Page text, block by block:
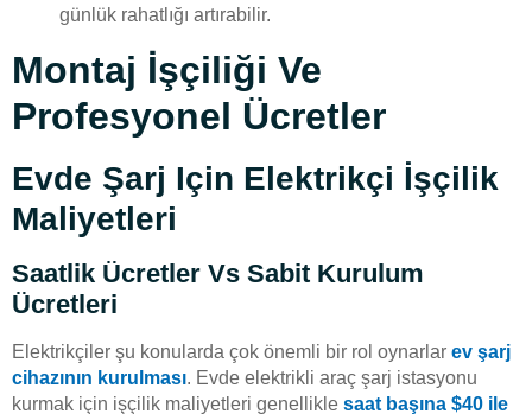
günlük rahatlığı artırabilir.
Montaj İşçiliği Ve
Profesyonel Ücretler
Evde Şarj Için Elektrikçi İşçilik
Maliyetleri
Saatlik Ücretler Vs Sabit Kurulum
Ücretleri
Elektrikçiler şu konularda çok önemli bir rol oynarlar ev şarj
cihazının kurulması. Evde elektrikli araç şarj istasyonu
kurmak için işçilik maliyetleri genellikle saat başına $40 ile